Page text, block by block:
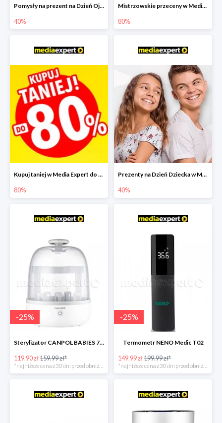
Pomysły na prezent na Dzień Ojca w Media Expert do -40%
40%
Mistrzowskie przeceny w Media Expert do -80%
80%
Kupuj taniej w Media Expert do -80%
80%
Prezenty na Dzień Dziecka w Media Expert do -40%
40%
-25%
Sterylizator CANPOL BABIES 77/052
119.90 zł159.99 zł*
*najniższa cena z 30 dni przed obniżką
-25%
Termometr NENO Medic T02
149.99 zł199.99 zł*
*najniższa cena z 30 dni przed obniżką